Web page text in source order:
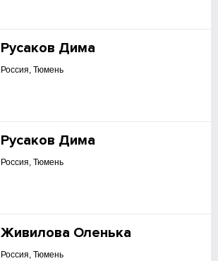
Русаков Дима
Россия, Тюмень
Русаков Дима
Россия, Тюмень
Живилова Оленька
Россия, Тюмень